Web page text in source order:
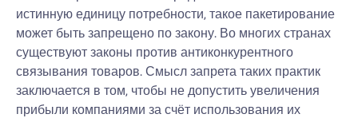
истинную единицу потребности, такое пакетирование
может быть запрещено по закону. Во многих странах
существуют законы против антиконкурентного
связывания товаров. Смысл запрета таких практик
заключается в том, чтобы не допустить увеличения
прибыли компаниями за счёт использования их